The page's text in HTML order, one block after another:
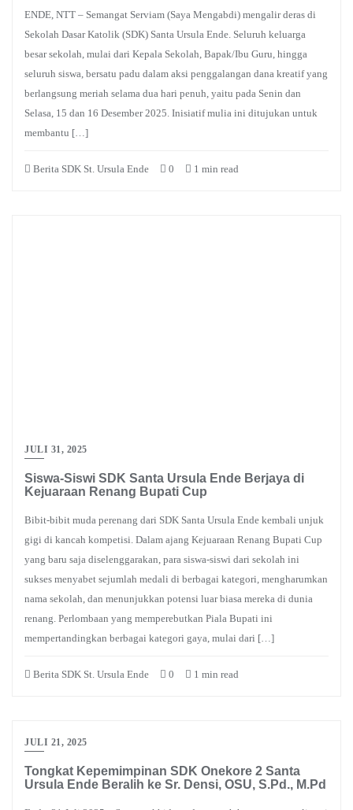
ENDE, NTT – Semangat Serviam (Saya Mengabdi) mengalir deras di
Sekolah Dasar Katolik (SDK) Santa Ursula Ende. Seluruh keluarga
besar sekolah, mulai dari Kepala Sekolah, Bapak/Ibu Guru, hingga
seluruh siswa, bersatu padu dalam aksi penggalangan dana kreatif yang
berlangsung meriah selama dua hari penuh, yaitu pada Senin dan
Selasa, 15 dan 16 Desember 2025. Inisiatif mulia ini ditujukan untuk
membantu […]
Berita SDK St. Ursula Ende 0 1 min read
JULI 31, 2025
Siswa-Siswi SDK Santa Ursula Ende Berjaya di
Kejuaraan Renang Bupati Cup
Bibit-bibit muda perenang dari SDK Santa Ursula Ende kembali unjuk
gigi di kancah kompetisi. Dalam ajang Kejuaraan Renang Bupati Cup
yang baru saja diselenggarakan, para siswa-siswi dari sekolah ini
sukses menyabet sejumlah medali di berbagai kategori, mengharumkan
nama sekolah, dan menunjukkan potensi luar biasa mereka di dunia
renang. Perlombaan yang memperebutkan Piala Bupati ini
mempertandingkan berbagai kategori gaya, mulai dari […]
Berita SDK St. Ursula Ende 0 1 min read
JULI 21, 2025
Tongkat Kepemimpinan SDK Onekore 2 Santa
Ursula Ende Beralih ke Sr. Densi, OSU, S.Pd., M.Pd